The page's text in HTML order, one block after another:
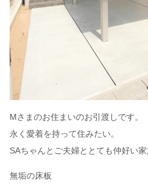
Mさまのお住まいのお引渡しです。
永く愛着を持って住みたい。
SAちゃんとご夫婦ととても仲好い家
無垢の床板